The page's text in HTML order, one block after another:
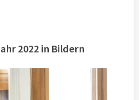
2022 in Bildern